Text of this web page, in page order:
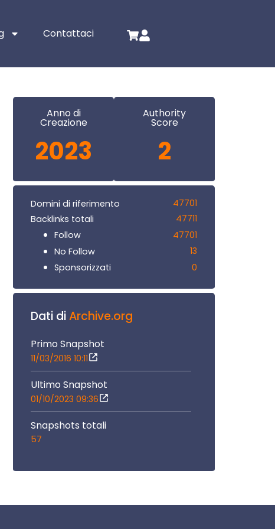
Contattaci
Anno di
Creazione
2023
Authority
Score
2
Domini di riferimento
47701
Backlinks totali
47711
Follow
47701
No Follow
13
Sponsorizzati
0
Dati diArchive.org
Primo Snapshot
11/03/2016 10:11
Ultimo Snapshot
01/10/2023 09:36
Snapshots totali
57